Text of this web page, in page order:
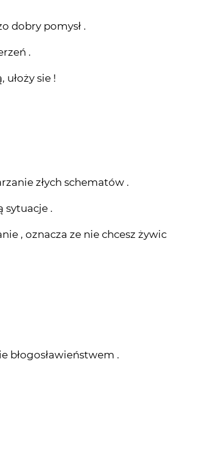
dobry pomysł .
.
sie !
złych schematów .
sytuacje .
, oznacza ze nie chcesz żywic
błogosławieństwem .